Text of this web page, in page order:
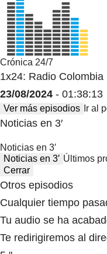
Crónica 24/7
1x24: Radio Colombia
23/08/2024 - 01:38:13
Ver más episodios Ir al
Noticias en 3′
Noticias en 3′
Noticias en 3′ Últimos
Cerrar
Otros episodios
Cualquier tiempo
Tu audio se ha
Te redirigiremos al